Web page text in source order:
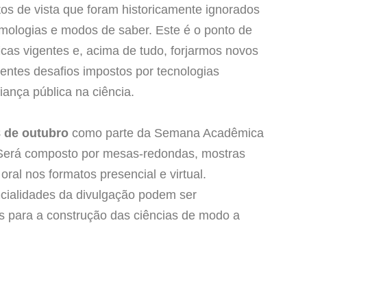
de vista que foram historicamente ignorados
e modos de saber. Este é o ponto de
vigentes e, acima de tudo, forjarmos novos
desafios impostos por tecnologias
pública na ciência.
de outubro como parte da Semana Acadêmica
composto por mesas-redondas, mostras
nos formatos presencial e virtual.
da divulgação podem ser
para a construção das ciências de modo a